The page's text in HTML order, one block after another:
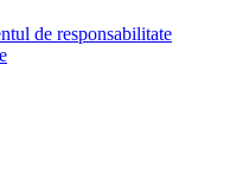
de responsabilitate